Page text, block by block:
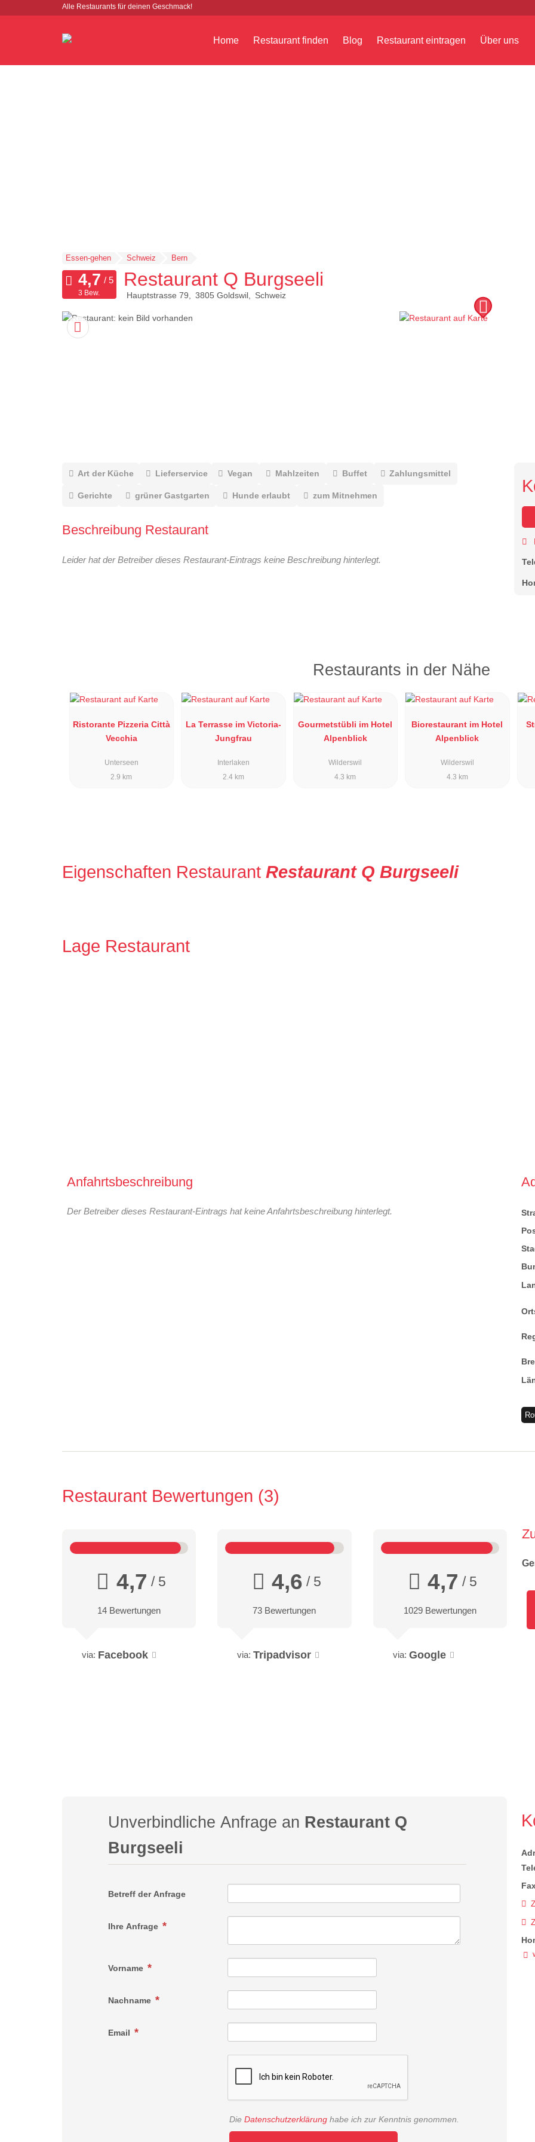
Alle Restaurants für deinen Geschmack!
Home Restaurant finden Blog Restaurant eintragen Über uns
Essen-gehen Schweiz Bern
Restaurant Q Burgseeli
Hauptstrasse 79 3805 Goldswil Schweiz
3 Bew.
Art der Küche Lieferservice Vegan Mahlzeiten Buffet Zahlungsmittel
Gerichte grüner Gastgarten Hunde erlaubt zum Mitnehmen
Beschreibung Restaurant
Leider hat der Betreiber dieses Restaurant-Eintrags keine Beschreibung hinterlegt.
Restaurants in der Nähe
Ristorante Pizzeria Città
Vecchia
Unterseen
2.9 km
La Terrasse im Victoria-
Jungfrau
Interlaken
2.4 km
Gourmetstübli im Hotel
Alpenblick
Wilderswil
4.3 km
Biorestaurant im Hotel
Alpenblick
Wilderswil
4.3 km
Eigenschaften Restaurant Restaurant Q Burgseeli
Lage Restaurant
Anfahrtsbeschreibung
Der Betreiber dieses Restaurant-Eintrags hat keine Anfahrtsbeschreibung hinterlegt.
Restaurant Bewertungen 3
4,7 / 5
14 Bewertungen
via: Facebook
4,6 / 5
73 Bewertungen
via: Tripadvisor
4,7 / 5
1029 Bewertungen
via: Google
Unverbindliche Anfrage an Restaurant Q
Burgseeli
Betreff der Anfrage
Ihre Anfrage
Vorname
Nachname
Email
DieDatenschutzerklärung habe ich zur Kenntnis genommen.